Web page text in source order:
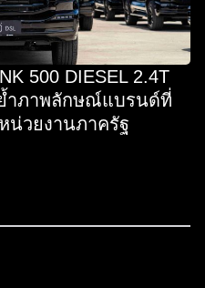
500 DIESEL 2.4T
ำภาพลักษณ์แบรนด์ที่
น่วยงานภาครัฐ